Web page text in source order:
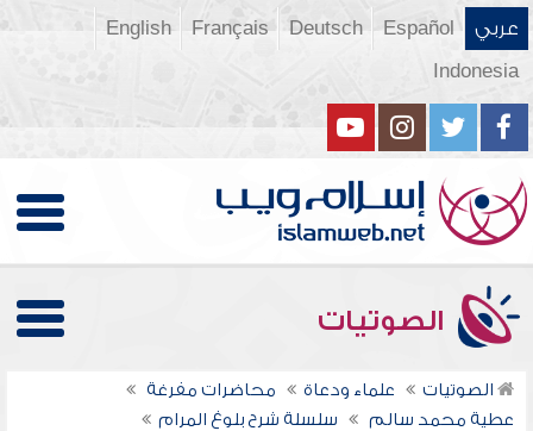
عربي Español
Deutsch
Français
English
Indonesia
الصوتيات
الصوتيات علماء ودعاة
محاضرات مفرغة
عطية محمد سالم
سلسلة شرح بلوغ المرام